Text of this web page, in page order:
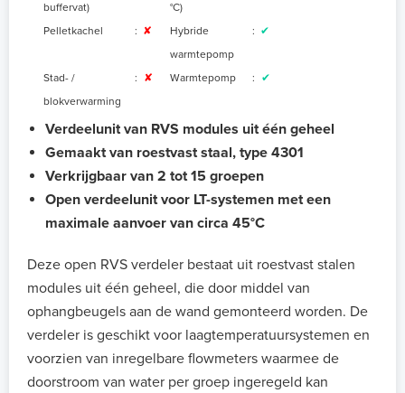
buffervat)
°C)
Pelletkachel : ✘
Hybride
warmtepomp
: ✔
Stad- /
blokverwarming
: ✘ Warmtepomp : ✔
Verdeelunit van RVS modules uit één geheel
Gemaakt van roestvast staal, type 4301
Verkrijgbaar van 2 tot 15 groepen
Open verdeelunit voor LT-systemen met een
maximale aanvoer van circa 45°C
Deze open RVS verdeler bestaat uit roestvast stalen
modules uit één geheel, die door middel van
ophangbeugels aan de wand gemonteerd worden. De
verdeler is geschikt voor laagtemperatuursystemen en
voorzien van inregelbare flowmeters waarmee de
doorstroom van water per groep ingeregeld kan